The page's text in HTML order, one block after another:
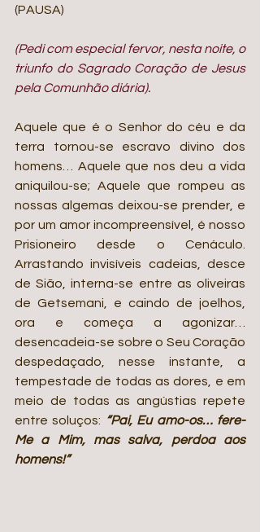
(PAUSA)
(Pedi com especial fervor, nesta noite, o
triunfo do Sagrado Coração de Jesus
pela Comunhão diária).
Aquele que é o Senhor do céu e da
terra tornou-se escravo divino dos
homens… Aquele que nos deu a vida
aniquilou-se; Aquele que rompeu as
nossas algemas deixou-se prender, e
por um amor incompreensível, é nosso
Prisioneiro desde o Cenáculo.
Arrastando invisíveis cadeias, desce
de Sião, interna-se entre as oliveiras
de Getsemani, e caindo de joelhos,
ora e começa a agonizar…
desencadeia-se sobre o Seu Coração
despedaçado, nesse instante, a
tempestade de todas as dores, e em
meio de todas as angústias repete
entre soluços: “Pai, Eu amo-os… fere-
Me a Mim, mas salva, perdoa aos
homens!”